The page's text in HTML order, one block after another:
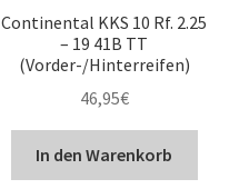
Continental KKS 10 Rf. 2.25
– 19 41B TT
(Vorder-/Hinterreifen)
46,95€
In den Warenkorb